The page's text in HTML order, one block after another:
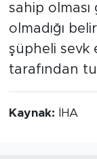
sahip
olmadığı
şüpheli sevk
tarafından
Kaynak: İHA